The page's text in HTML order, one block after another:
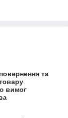
та
вимог